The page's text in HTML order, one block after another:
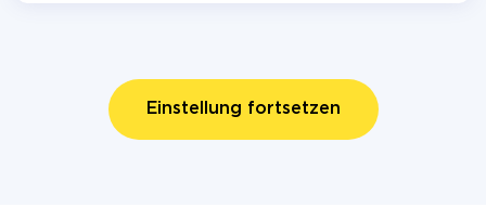
Einstellung fortsetzen